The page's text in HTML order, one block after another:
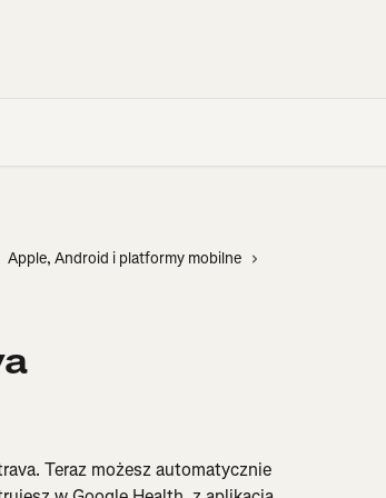
Apple, Android i platformy mobilne
Teraz możesz automatycznie